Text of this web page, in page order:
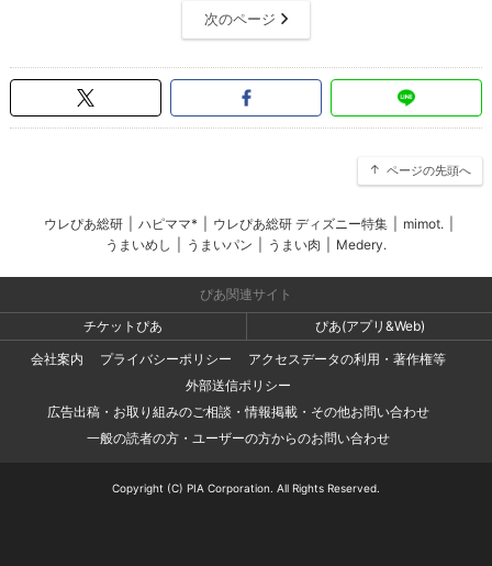
次のページ
ページの先頭へ
ウレぴあ総研 ハピママ* ウレぴあ総研 ディズニー特集 mimot.
うまいめし
うまいパン うまい肉 Medery.
ぴあ関連サイト
チケットぴあ
ぴあ(アプリ&Web)
会社案内
プライバシーポリシー
アクセスデータの利用・著作権等
外部送信ポリシー
広告出稿・お取り組みのご相談・情報掲載・その他お問い合わせ
一般の読者の方・ユーザーの方からのお問い合わせ
Copyright (C) PIA Corporation. All Rights Reserved.